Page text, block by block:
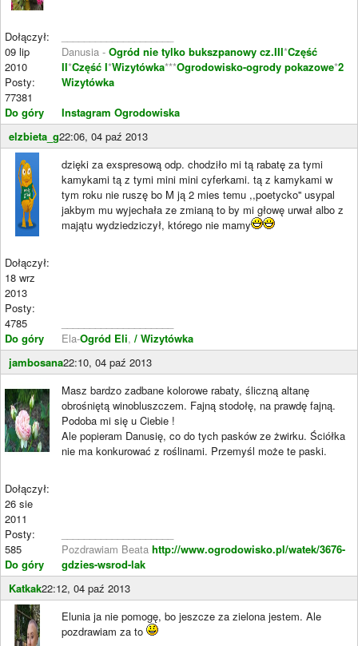
Dołączył:
09 lip
2010
Posty:
77381
Do góry
Danusia - Ogród nie tylko bukszpanowy cz.III*Część
II*Część I*Wizytówka***Ogrodowisko-ogrody pokazowe*2
Wizytówka
Instagram Ogrodowiska
elzbieta_g22:06, 04 paź 2013
Dołączył:
18 wrz
2013
Posty:
4785
Do góry
dzięki za exspresową odp. chodziło mi tą rabatę za tymi
kamykami tą z tymi mini mini cyferkami. tą z kamykami w
tym roku nie ruszę bo M ją 2 mies temu ,,poetycko'' usypal
jakbym mu wyjechała ze zmianą to by mi głowę urwał albo z
majątu wydziedziczył, którego nie mamy
Ela-Ogród Eli, / Wizytówka
jambosana22:10, 04 paź 2013
Dołączył:
26 sie
2011
Posty:
585
Do góry
Masz bardzo zadbane kolorowe rabaty, śliczną altanę
obrośniętą winobluszczem. Fajną stodołę, na prawdę fajną.
Podoba mi się u Ciebie !
Ale popieram Danusię, co do tych pasków ze żwirku. Ściółka
nie ma konkurować z roślinami. Przemyśl może te paski.
Pozdrawiam Beata http://www.ogrodowisko.pl/watek/3676-
gdzies-wsrod-lak
Katkak22:12, 04 paź 2013
Elunia ja nie pomogę, bo jeszcze za zielona jestem. Ale
pozdrawiam za to